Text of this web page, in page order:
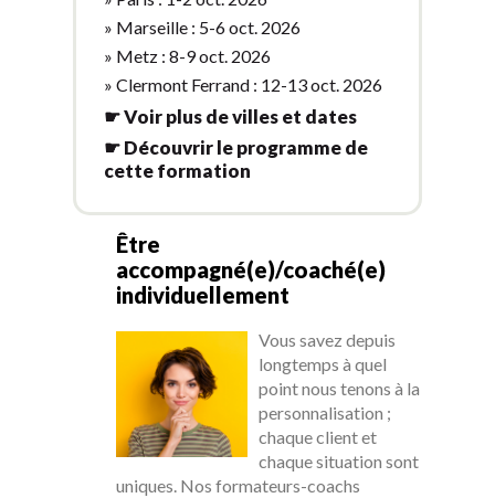
» Marseille : 5-6 oct. 2026
» Metz : 8-9 oct. 2026
» Clermont Ferrand : 12-13 oct. 2026
☛ Voir plus de villes et dates
☛ Découvrir le programme de
cette formation
Être
accompagné(e)/coaché(e)
individuellement
Vous savez depuis
longtemps à quel
point nous tenons à la
personnalisation ;
chaque client et
chaque situation sont
uniques. Nos formateurs-coachs